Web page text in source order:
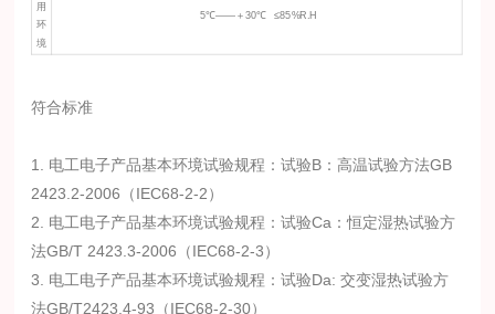
用
环
境
5℃——＋30℃ ≤85%R.H
符合标准
1. 电工电子产品基本环境试验规程：试验B：高温试验方法GB
2423.2-2006（IEC68-2-2）
2. 电工电子产品基本环境试验规程：试验Ca：恒定湿热试验方
法GB/T 2423.3-2006（IEC68-2-3）
3. 电工电子产品基本环境试验规程：试验Da: 交变湿热试验方
法GB/T2423.4-93（IEC68-2-30）